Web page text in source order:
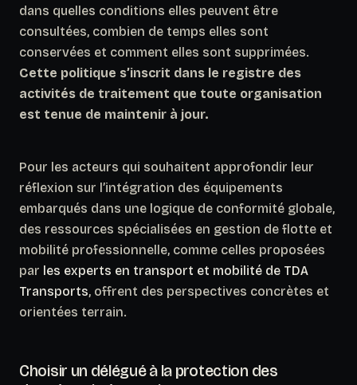
dans quelles conditions elles peuvent être
consultées, combien de temps elles sont
conservées et comment elles sont supprimées.
Cette politique s’inscrit dans le registre des
activités de traitement que toute organisation
est tenue de maintenir à jour.
Pour les acteurs qui souhaitent approfondir leur
réflexion sur l’intégration des équipements
embarqués dans une logique de conformité globale,
des ressources spécialisées en gestion de flotte et
mobilité professionnelle, comme celles proposées
par les experts en transport et mobilité de TDA
Transports, offrent des perspectives concrètes et
orientées terrain.
Choisir un délégué à la protection des